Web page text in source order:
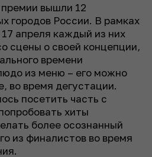
вышли 12
городов России. В рамках
апреля каждый из них
сцены о своей концепции,
времени
из меню – его можно
во время дегустации.
посетить часть с
хиты
более осознанный
из финалистов во время